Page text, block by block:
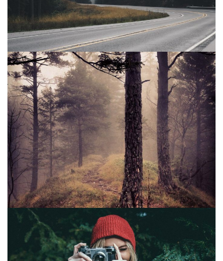
D’ALLAITEMENT
INFORMATIONS SUR LES PHOTOS
D’ACCOUCHEMENT
INFORMATIONS SUR LES PHOTOS NOUVEAU
NE / ENFANT
INFORMATIONS SUR LES PHOTOS DE FAMILLE
CARTE CADEAU
COURS DE PHOTOGRAPHIE
QUI SUIS-JE ?
CONDITIONS GÉNÉRALES DE VENTE